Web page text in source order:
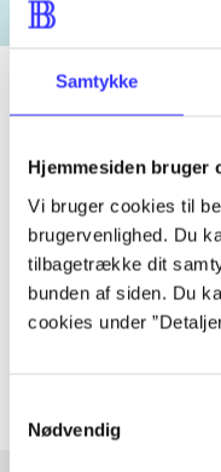
Samtykke
Hjemmesiden bruger
Vi bruger cookies til
brugervenlighed. Du
tilbagetrække dit
bunden af siden. Du
cookies under
Nødvendig
Tidsskrift
Artiklen er en del af
lorem
Tidsskrift
handler